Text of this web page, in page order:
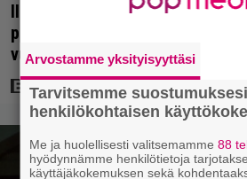
Illalla tv:ssä: 007-elokuva jossa
petipuuhia – päätähti paljasti
vuonna 2007
Arvostamme yksityisyyttäsi
Tarvitsemme
henkilökohtaisen
Me ja huolellisesti valitsemamme 88
hyödynnämme henkilötietoja
käyttäjäkokemuksen sekä